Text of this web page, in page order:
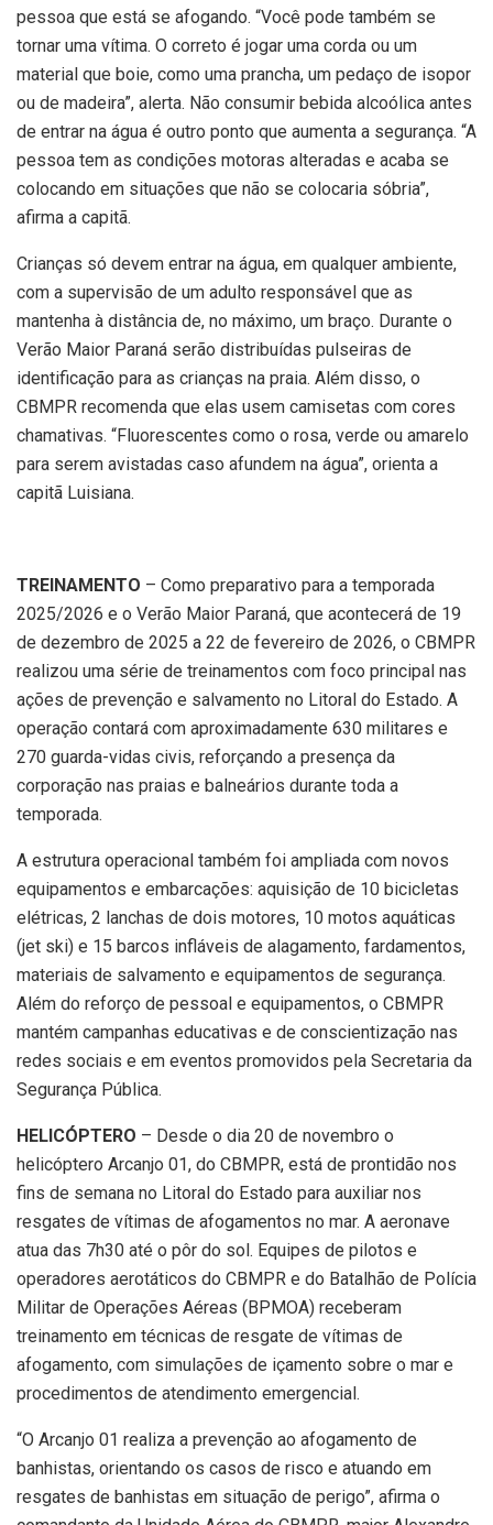
pessoa que está se afogando. “Você pode também se
tornar uma vítima. O correto é jogar uma corda ou um
material que boie, como uma prancha, um pedaço de isopor
ou de madeira”, alerta. Não consumir bebida alcoólica antes
de entrar na água é outro ponto que aumenta a segurança. “A
pessoa tem as condições motoras alteradas e acaba se
colocando em situações que não se colocaria sóbria”,
afirma a capitã.
Crianças só devem entrar na água, em qualquer ambiente,
com a supervisão de um adulto responsável que as
mantenha à distância de, no máximo, um braço. Durante o
Verão Maior Paraná serão distribuídas pulseiras de
identificação para as crianças na praia. Além disso, o
CBMPR recomenda que elas usem camisetas com cores
chamativas. “Fluorescentes como o rosa, verde ou amarelo
para serem avistadas caso afundem na água”, orienta a
capitã Luisiana.
TREINAMENTO – Como preparativo para a temporada
2025/2026 e o Verão Maior Paraná, que acontecerá de 19
de dezembro de 2025 a 22 de fevereiro de 2026, o CBMPR
realizou uma série de treinamentos com foco principal nas
ações de prevenção e salvamento no Litoral do Estado. A
operação contará com aproximadamente 630 militares e
270 guarda-vidas civis, reforçando a presença da
corporação nas praias e balneários durante toda a
temporada.
A estrutura operacional também foi ampliada com novos
equipamentos e embarcações: aquisição de 10 bicicletas
elétricas, 2 lanchas de dois motores, 10 motos aquáticas
(jet ski) e 15 barcos infláveis de alagamento, fardamentos,
materiais de salvamento e equipamentos de segurança.
Além do reforço de pessoal e equipamentos, o CBMPR
mantém campanhas educativas e de conscientização nas
redes sociais e em eventos promovidos pela Secretaria da
Segurança Pública.
HELICÓPTERO – Desde o dia 20 de novembro o
helicóptero Arcanjo 01, do CBMPR, está de prontidão nos
fins de semana no Litoral do Estado para auxiliar nos
resgates de vítimas de afogamentos no mar. A aeronave
atua das 7h30 até o pôr do sol. Equipes de pilotos e
operadores aerotáticos do CBMPR e do Batalhão de Polícia
Militar de Operações Aéreas (BPMOA) receberam
treinamento em técnicas de resgate de vítimas de
afogamento, com simulações de içamento sobre o mar e
procedimentos de atendimento emergencial.
“O Arcanjo 01 realiza a prevenção ao afogamento de
banhistas, orientando os casos de risco e atuando em
resgates de banhistas em situação de perigo”, afirma o